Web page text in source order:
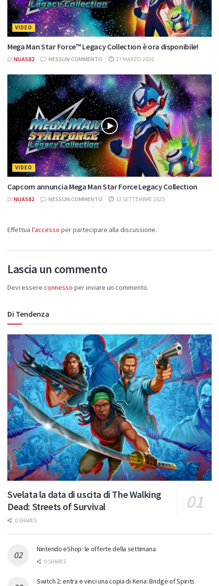
VIDEO
Mega Man Star Force™ Legacy Collection è ora disponibile!
DI NUAS82 NESSUN COMMENTO 27 MARZO 2026
VIDEO
Capcom annuncia Mega Man Star Force Legacy Collection
DI NUAS82 NESSUN COMMENTO 12 SETTEMBRE 2025
Effettua l'accesso per partecipare alla discussione.
Lascia un commento
Devi essere connesso per inviare un commento.
Di Tendenza
Svelata la data di uscita di The Walking
Dead: Streets of Survival
0 SHARES
Nintendo eShop: le offerte della settimana
0 SHARES
Switch 2: entra e vinci una copia di Kena: Bridge of Spirits